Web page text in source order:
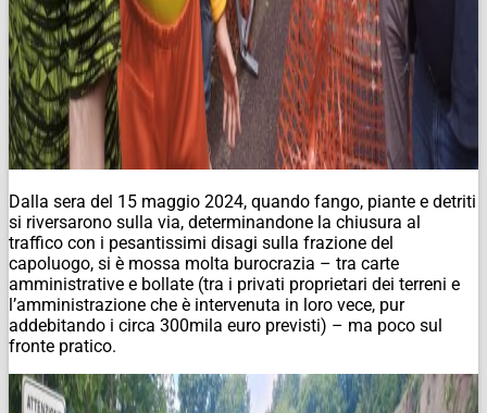
Dalla sera del 15 maggio 2024, quando fango, piante e detriti
si riversarono sulla via, determinandone la chiusura al
traffico con i pesantissimi disagi sulla frazione del
capoluogo, si è mossa molta burocrazia – tra carte
amministrative e bollate (tra i privati proprietari dei terreni e
l’amministrazione che è intervenuta in loro vece, pur
addebitando i circa 300mila euro previsti) – ma poco sul
fronte pratico.